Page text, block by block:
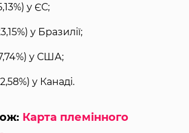
у ЄС;
у Бразилії;
у США;
у Канаді.
Карта племінного